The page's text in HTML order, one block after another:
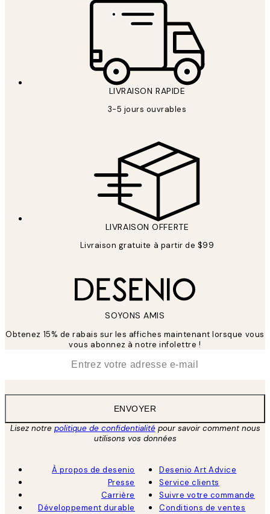
LIVRAISON RAPIDE
3-5 jours ouvrables
LIVRAISON OFFERTE
Livraison gratuite à partir de $99
SOYONS AMIS
Obtenez 15% de rabais sur les affiches maintenant lorsque vous
vous abonnez à notre infolettre !
ENVOYER
Lisez notre politique de confidentialitépour savoir comment nous
utilisons vos données
À propos de desenio
Presse
Carrière
Développement durable
Desenio Art Advice
Service clients
Suivre votre commande
Conditions de ventes